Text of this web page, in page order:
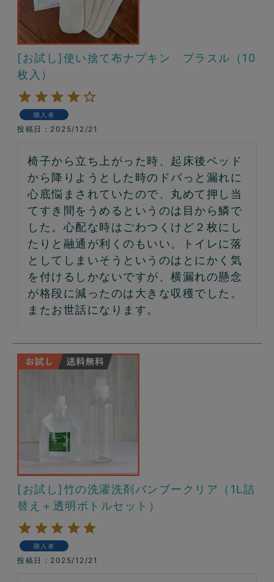
[お試し]使い捨て布ナプキン プラスル（10
枚入）
購入者
投稿日 2025/12/21
椅子から立ち上がった時、起床後ベッド
から降りようとした時のドバっと漏れに
心底悩まされていたので、丸めて押し当
てすき間をうめるというのは目から鱗で
した。心配な時はごわつくけど２枚にし
たりと融通が利くのもいい。トイレに落
としてしまいそうというのはとにかく気
を付けるしかないですが、横漏れの懸念
が格段に減ったのは大きな収穫でした。
またお世話になります。
[お試し]竹の洗濯洗剤バンブークリア（1L詰
替え＋透明ボトルセット）
購入者
投稿日 2025/12/21